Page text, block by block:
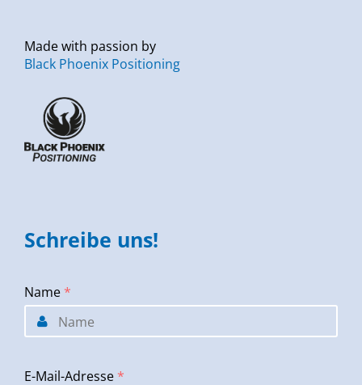
Made with passion by
Black Phoenix Positioning
Schreibe uns!
Name *
E-Mail-Adresse *